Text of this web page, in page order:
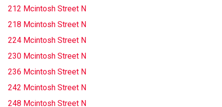
212 Mcintosh Street N
218 Mcintosh Street N
224 Mcintosh Street N
230 Mcintosh Street N
236 Mcintosh Street N
242 Mcintosh Street N
248 Mcintosh Street N